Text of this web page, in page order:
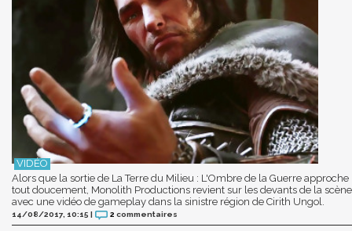
Alors que la sortie de La Terre du Milieu : L'Ombre de la Guerre approche
tout doucement, Monolith Productions revient sur les devants de la scène
avec une vidéo de gameplay dans la sinistre région de Cirith Ungol.
14/08/2017, 10:15 | 2 commentaires